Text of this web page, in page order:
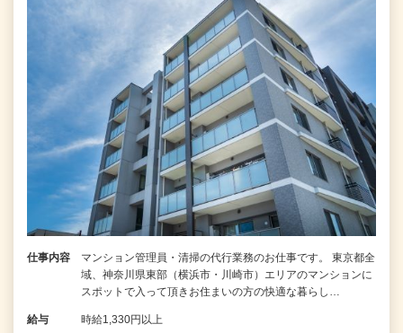
仕事内容
マンション管理員・清掃の代行業務のお仕事です。 東京都全
域、神奈川県東部（横浜市・川崎市）エリアのマンションに
スポットで入って頂きお住まいの方の快適な暮らし…
給与 時給1,330円以上